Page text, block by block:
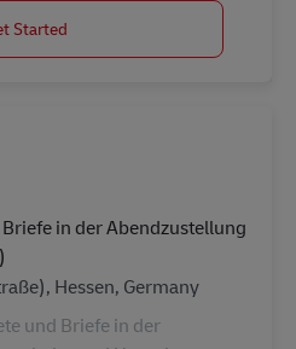
Started
in der Abendzustellung
Hessen, Germany
und Briefe in der